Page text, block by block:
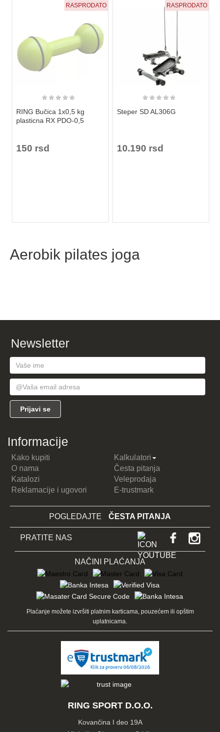
RASPRODATO
★ ★ ★ ★ ★
RING Bučica 1x0,5 kg
plasticna RX PDO-0,5
150 rsd
RASPRODATO
★ ★ ★ ★ ★
Steper SD AL306G
10.190 rsd
Aerobik pilates joga
Newsletter
Informacije
Kako kupiti
Kalkulatori
O nama
Česta pitanja
Katalozi
Veleprodaja
Reklamacije i ugovori
E-trustmark
POGLEDAJTE ČESTA PITANJA
PRATITE NAS
NAČINI PLAĆANJA
Plaćanje možete izvršiti platnim karticama, pouzećem ili opštim
uplatnicama.
RING SPORT D.O.O.
Kovančina I deo 19A